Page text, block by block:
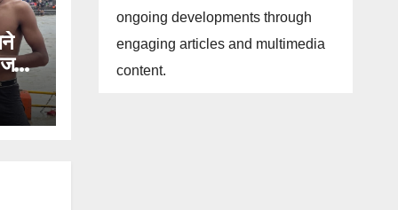
जल
ongoing developments through
engaging articles and multimedia
content.